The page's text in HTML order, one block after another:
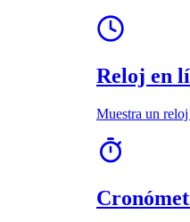
Reloj en
Muestra un